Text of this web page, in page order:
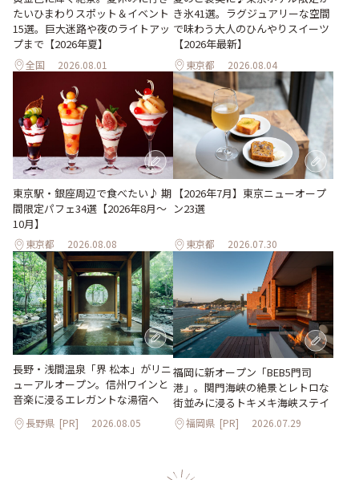
たいひまわりスポット＆イベント
15選。巨大迷路や夜のライトアッ
プまで【2026年夏】
全国 2026.08.01
き氷41選。ラグジュアリーな空間
で味わう大人のひんやりスイーツ
【2026年最新】
東京都 2026.08.04
東京駅・銀座周辺で食べたい♪ 期
間限定パフェ34選【2026年8月～
10月】
東京都 2026.08.08
【2026年7月】東京ニューオープ
ン23選
東京都 2026.07.30
長野・浅間温泉「界 松本」がリニ
ューアルオープン。信州ワインと
音楽に浸るエレガントな湯宿へ
長野県 [PR] 2026.08.05
福岡に新オープン「BEB5門司
港」。関門海峡の絶景とレトロな
街並みに浸るトキメキ海峡ステイ
福岡県 [PR] 2026.07.29